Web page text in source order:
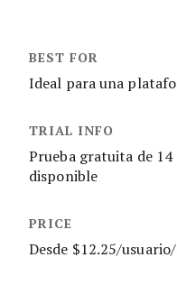
Ideal para una
Prueba gratuita de
disponible
Desde $12.25/